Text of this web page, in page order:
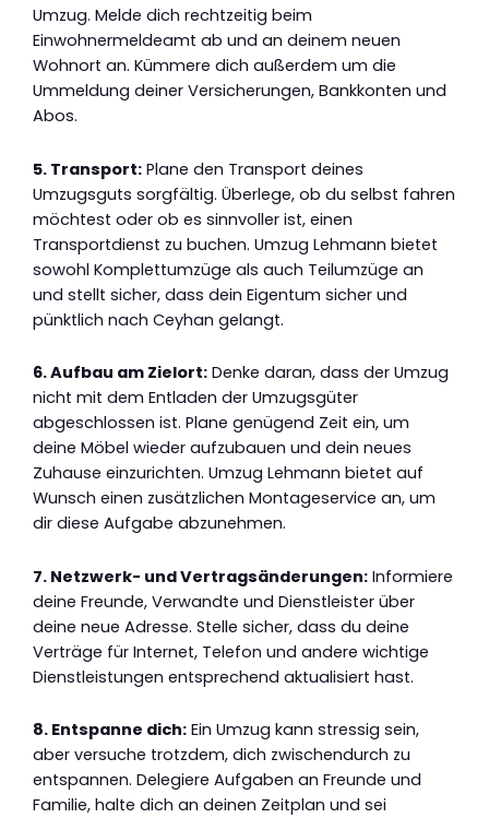
Umzug. Melde dich rechtzeitig beim
Einwohnermeldeamt ab und an deinem neuen
Wohnort an. Kümmere dich außerdem um die
Ummeldung deiner Versicherungen, Bankkonten und
Abos.
5. Transport: Plane den Transport deines
Umzugsguts sorgfältig. Überlege, ob du selbst fahren
möchtest oder ob es sinnvoller ist, einen
Transportdienst zu buchen. Umzug Lehmann bietet
sowohl Komplettumzüge als auch Teilumzüge an
und stellt sicher, dass dein Eigentum sicher und
pünktlich nach Ceyhan gelangt.
6. Aufbau am Zielort: Denke daran, dass der Umzug
nicht mit dem Entladen der Umzugsgüter
abgeschlossen ist. Plane genügend Zeit ein, um
deine Möbel wieder aufzubauen und dein neues
Zuhause einzurichten. Umzug Lehmann bietet auf
Wunsch einen zusätzlichen Montageservice an, um
dir diese Aufgabe abzunehmen.
7. Netzwerk- und Vertragsänderungen: Informiere
deine Freunde, Verwandte und Dienstleister über
deine neue Adresse. Stelle sicher, dass du deine
Verträge für Internet, Telefon und andere wichtige
Dienstleistungen entsprechend aktualisiert hast.
8. Entspanne dich: Ein Umzug kann stressig sein,
aber versuche trotzdem, dich zwischendurch zu
entspannen. Delegiere Aufgaben an Freunde und
Familie, halte dich an deinen Zeitplan und sei